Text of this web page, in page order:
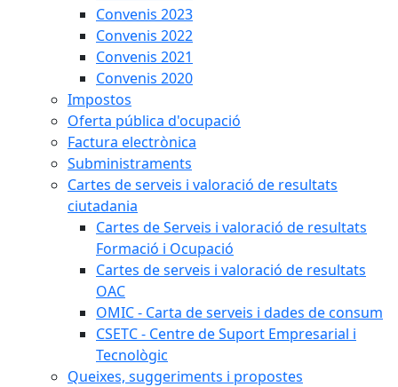
Convenis 2023
Convenis 2022
Convenis 2021
Convenis 2020
Impostos
Oferta pública d'ocupació
Factura electrònica
Subministraments
Cartes de serveis i valoració de resultats
ciutadania
Cartes de Serveis i valoració de resultats
Formació i Ocupació
Cartes de serveis i valoració de resultats
OAC
OMIC - Carta de serveis i dades de consum
CSETC - Centre de Suport Empresarial i
Tecnològic
Queixes, suggeriments i propostes